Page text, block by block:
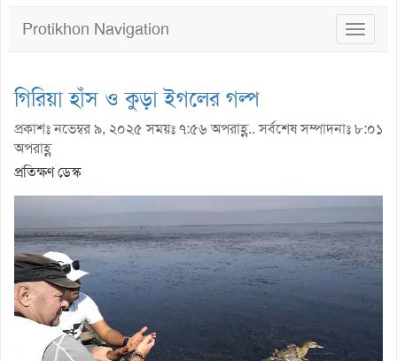
Toggle
Protikhon Navigation
গিরিয়া হাঁস ও কুড়া ইগলের গল্প
প্রকাশঃ নভেম্বর ৯, ২০২৫ সময়ঃ ৭:৫৬ অপরাহ্ণ.. সর্বশেষ সম্পাদনাঃ ৮:০১
অপরাহ্ণ
প্রতিক্ষণ ডেস্ক